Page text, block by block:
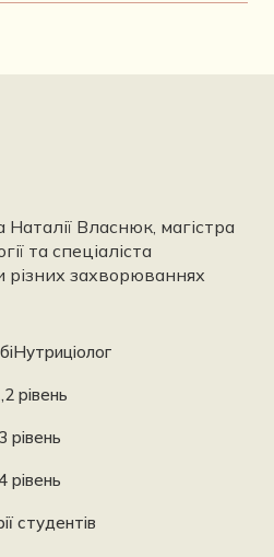
Власнюк, магістра
та спеціаліста
різних захворюваннях
рівень
3 рівень
рівень
студентів